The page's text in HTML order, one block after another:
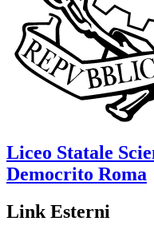
Liceo Statale
Democrito Roma
Link Esterni